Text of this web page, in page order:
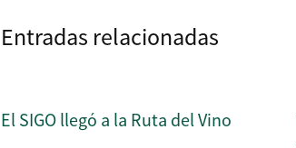
Entradas relacionadas
El SIGO llegó a la Ruta del Vino